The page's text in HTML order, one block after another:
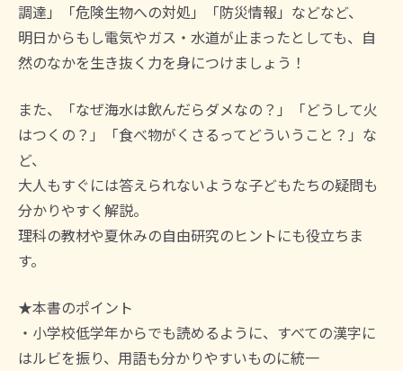
調達」「危険生物への対処」「防災情報」などなど、
明日からもし電気やガス・水道が止まったとしても、自
然のなかを生き抜く力を身につけましょう！
また、「なぜ海水は飲んだらダメなの？」「どうして火
はつくの？」「食べ物がくさるってどういうこと？」な
ど、
大人もすぐには答えられないような子どもたちの疑問も
分かりやすく解説。
理科の教材や夏休みの自由研究のヒントにも役立ちま
す。
★本書のポイント
・小学校低学年からでも読めるように、すべての漢字に
はルビを振り、用語も分かりやすいものに統一